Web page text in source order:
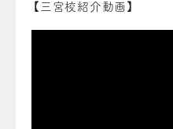
【三宮校紹介動画】